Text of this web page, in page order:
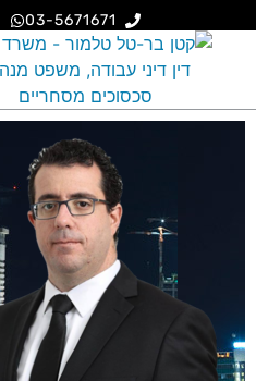
03-5671671